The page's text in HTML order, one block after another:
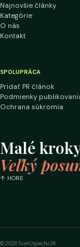
Najnovšie články
Kategórie
O nás
Kontakt
SPOLUPRÁCA
Pridať PR článok
Podmienky
Ochrana súkromia
Malé
Veľký
↑ HORE
© 2026 SvetUspechu.SK